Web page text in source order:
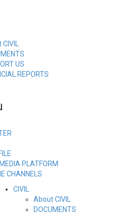
US
REPORTS
PLATFORM
CHANNELS
CIVIL
About CIVIL
DOCUMENTS